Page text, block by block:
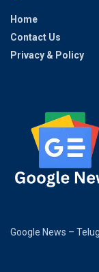
Home
Contact Us
Privacy & Policy
Google News –